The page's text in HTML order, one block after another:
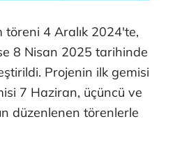
töreni 4 Aralık 2024'te,
8 Nisan 2025 tarihinde
Projenin ilk gemisi
7 Haziran, üçüncü ve
düzenlenen törenlerle